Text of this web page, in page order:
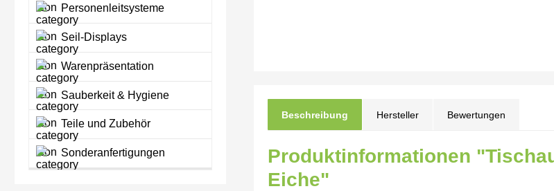
Personenleitsysteme
Seil-Displays
Warenpräsentation
Sauberkeit & Hygiene
Teile und Zubehör
Sonderanfertigungen
Beschreibung Hersteller Bewertungen
Produktinformationen
Eiche"